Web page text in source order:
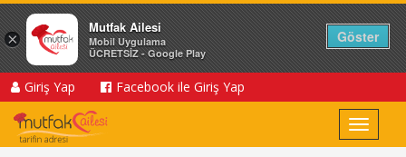
Giriş Yap Facebook ile Giriş Yap
Toggle
×
Mutfak Ailesi
Mobil Uygulama
ÜCRETSİZ - Google Play
Göster